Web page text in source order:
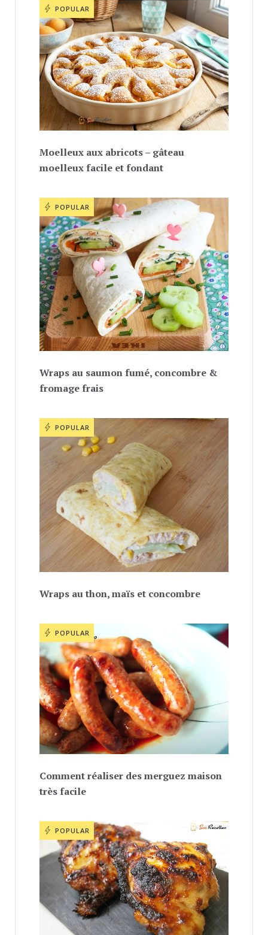
POPULAR
Moelleux aux abricots – gâteau
moelleux facile et fondant
POPULAR
Wraps au saumon fumé, concombre &
fromage frais
POPULAR
Wraps au thon, maïs et concombre
POPULAR
Comment réaliser des merguez maison
très facile
POPULAR